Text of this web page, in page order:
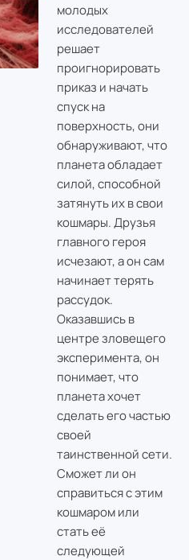
молодых
исследователей
решает
проигнорировать
приказ и начать
спуск на
поверхность, они
обнаруживают, что
планета обладает
силой, способной
затянуть их в свои
кошмары. Друзья
главного героя
исчезают, а он сам
начинает терять
рассудок.
Оказавшись в
центре зловещего
эксперимента, он
понимает, что
планета хочет
сделать его частью
своей
таинственной сети.
Сможет ли он
справиться с этим
кошмаром или
стать её
следующей